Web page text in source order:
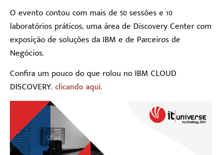
O evento contou com mais de 50 sessões e 10
laboratórios práticos, uma área de Discovery Center com
exposição de soluções da IBM e de Parceiros de
Negócios.
Confira um pouco do que rolou no IBM CLOUD
DISCOVERY. clicando aqui.